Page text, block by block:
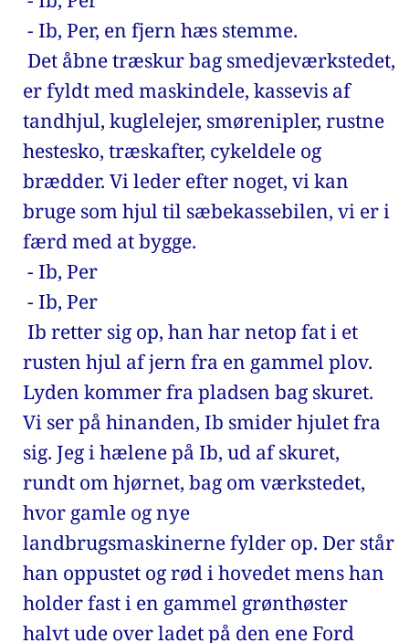
- Ib, Per, en fjern hæs stemme.
er fyldt med maskindele, kassevis af
tandhjul, kuglelejer, smørenipler, rustne
hestesko, træskafter, cykeldele og
brædder. Vi leder efter noget, vi kan
bruge som hjul til sæbekassebilen, vi er i
færd med at bygge.
- Ib, Per
- Ib, Per
rusten hjul af jern fra en gammel plov.
Lyden kommer fra pladsen bag skuret.
Vi ser på hinanden, Ib smider hjulet fra
sig. Jeg i hælene på Ib, ud af skuret,
rundt om hjørnet, bag om værkstedet,
hvor gamle og nye
landbrugsmaskinerne fylder op. Der står
han oppustet og rød i hovedet mens han
holder fast i en gammel grønthøster
halvt ude over ladet på den ene Ford